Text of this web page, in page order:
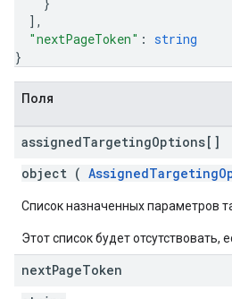
] ,
"nextPageToken" : string
}
Поля
assignedTargetingOptions[]
object (
Список назначенных параметров
Этот список будет отсутствовать,
nextPageToken